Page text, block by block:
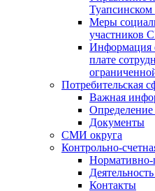
Туапсинском
Меры
участников
Информация
плате
Потребительская
Важная
Документы
СМИ округа
Контрольно-
Нормативно-
Контакты